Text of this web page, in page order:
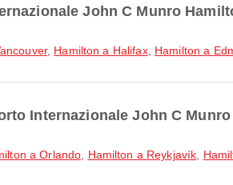
John C Munro
, Hamilton a Halifax, Hamilton a
Internazionale John C
a Orlando Hamilton a Reykjavík